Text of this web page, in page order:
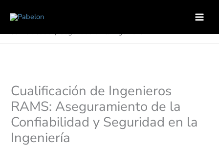
contenido
Inicio
Ingeniería de Confiabilidad
Cualificación de Ingenieros RAMS: Aseguramiento de la
Cualificación de Ingenieros
RAMS: Aseguramiento de la
Confiabilidad y Seguridad en la
Ingeniería